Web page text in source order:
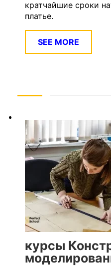
кратчайшие сроки
платье.
SEE MORE
курсы